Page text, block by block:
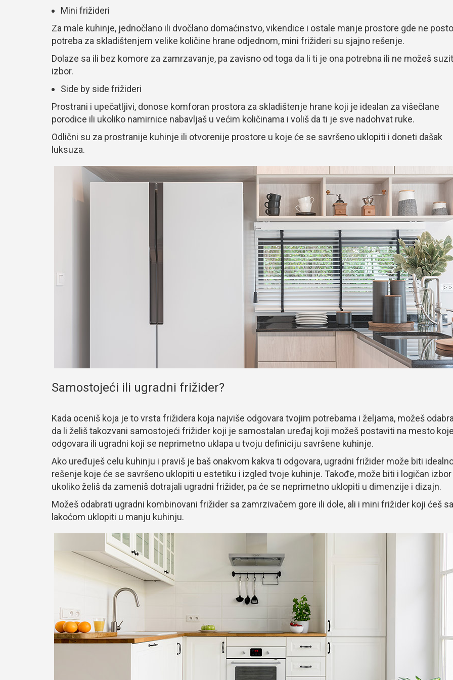
Mini frižideri
Za male kuhinje, jednočlano ili dvočlano domaćinstvo, vikendice i ostale manje prostore gde ne
potreba za skladištenjem velike količine hrane odjednom, mini frižideri su sjajno rešenje.
Dolaze sa ili bez komore za zamrzavanje, pa zavisno od toga da li ti je ona potrebna ili ne možeš
izbor.
Side by side frižideri
Prostrani i upečatljivi, donose komforan prostora za skladištenje hrane koji je idealan za višečlane
porodice ili ukoliko namirnice nabavljaš u većim količinama i voliš da ti je sve nadohvat ruke.
Odlični su za prostranije kuhinje ili otvorenije prostore u koje će se savršeno uklopiti i doneti dašak
luksuza.
Samostojeći ili ugradni frižider?
Kada oceniš koja je to vrsta frižidera koja najviše odgovara tvojim potrebama i željama, možeš
da li želiš takozvani samostojeći frižider koji je samostalan uređaj koji možeš postaviti na mesto
odgovara ili ugradni koji se neprimetno uklapa u tvoju definiciju savršene kuhinje.
Ako uređuješ celu kuhinju i praviš je baš onakvom kakva ti odgovara, ugradni frižider može biti
rešenje koje će se savršeno uklopiti u estetiku i izgled tvoje kuhinje. Takođe, može biti i logičan izbor
ukoliko želiš da zameniš dotrajali ugradni frižider, pa će se neprimetno uklopiti u dimenzije i dizajn.
Možeš odabrati ugradni kombinovani frižider sa zamrzivačem gore ili dole, ali i mini frižider koji ćeš sa
lakoćom uklopiti u manju kuhinju.